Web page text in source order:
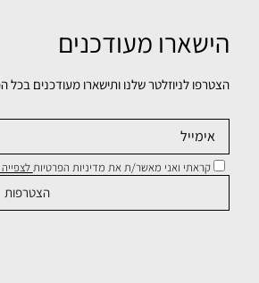
הישארו מעודכנים
הצטרפו לניוזלטר שלנו ותישארו מעודכנים
קראתי ואני מאשר/ת את מדיניות הפרטיות